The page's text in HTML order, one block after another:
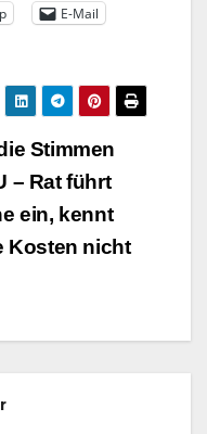
E-Mail
Stimmen
– Rat führt
ein, kennt
Kosten nicht